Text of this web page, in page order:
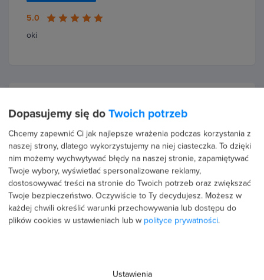
5.0
oki
Jowita Leśniarek
PROFIL PUBLICZNY
5.0
Bardzo dobrze przygotowane szkolenie. Wytłumaczone
zasady krok po kroku aby jak najszybciej przyswoić
wiadomości. Polecam
Dopasujemy się do Twoich potrzeb
Chcemy zapewnić Ci jak najlepsze wrażenia podczas korzystania z
naszej strony, dlatego wykorzystujemy na niej ciasteczka. To dzięki
nim możemy wychwytywać błędy na naszej stronie, zapamiętywać
Twoje wybory, wyświetlać spersonalizowane reklamy,
dostosowywać treści na stronie do Twoich potrzeb oraz zwiększać
Twoje bezpieczeństwo. Oczywiście to Ty decydujesz. Możesz w
każdej chwili określić warunki przechowywania lub dostępu do
plików cookies w ustawieniach lub w polityce prywatności.
Ustawienia